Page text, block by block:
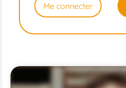
Me connecter